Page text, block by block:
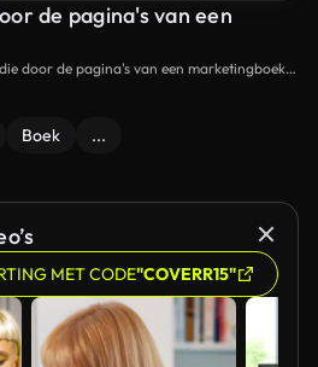
de pagina's van een
door de pagina's van een marketingboek
Boek ...
MET CODE"COVERR15"